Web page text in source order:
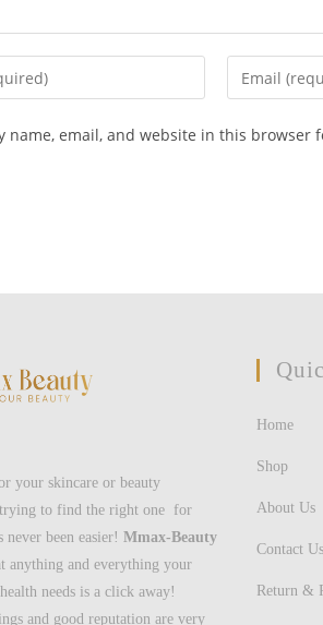
Enter
your
name, email, and website in this browser
your skincare or beauty
trying to find the right one for
never been easier! Mmax-Beauty
anything and everything your
needs is a click away!
and good reputation are very
Home
Shop
About Us
Contact Us
Return &